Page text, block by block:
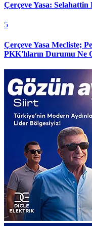
Çerçeve Yasa:
5
Çerçeve Yasa Mecliste;
PKK'lıların Durumu Ne